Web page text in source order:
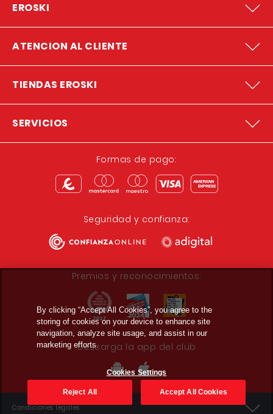
EROSKI
ATENCION AL CLIENTE
TIENDAS EROSKI
SERVICIOS
Formas de pago:
Seguridad y confianza:
Premios y reconocimientos:
Descarga la app del club
Condiciones legales
By clicking “Accept All Cookies”, you agree to the
storing of cookies on your device to enhance site
navigation, analyze site usage, and assist in our
marketing efforts.
Cookies Settings
Reject All Accept All Cookies